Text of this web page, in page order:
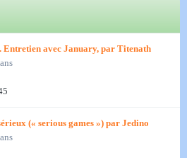
Entretien avec January, par Titenath
(« serious games ») par Jedino